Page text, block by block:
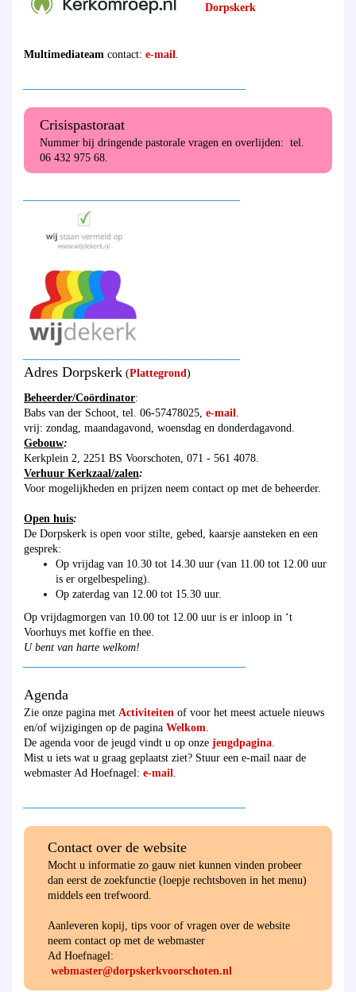
Dorpskerk
Multimediateam contact: e-mail
Crisispastoraat
Nummer bij dringende pastorale vragen en overlijden: tel.
06 432 975 68.
Adres Dorpskerk (Plattegrond )
Beheerder/Coördinator:
Babs van der Schoot, tel. 06-57478025, e-mail
vrij: zondag, maandagavond, woensdag en donderdagavond.
Gebouw:
Kerkplein 2, 2251 BS Voorschoten, 071 - 561 4078.
Verhuur Kerkzaal/zalen:
Voor mogelijkheden en prijzen neem contact op met de beheerder.
Open huis:
De Dorpskerk is open voor stilte, gebed, kaarsje aansteken en een
gesprek:
Op vrijdag van 10.30 tot 14.30 uur (van 11.00 tot 12.00 uur
is er orgelbespeling).
Op zaterdag van 12.00 tot 15.30 uur.
Op vrijdagmorgen van 10.00 tot 12.00 uur is er inloop in ‘t
Voorhuys met koffie en thee.
U bent van harte welkom!
Agenda
Zie onze pagina met Activiteiten of voor het meest actuele nieuws
en/of wijzigingen op de pagina Welkom
De agenda voor de jeugd vindt u op onze jeugdpagina
Mist u iets wat u graag geplaatst ziet? Stuur een e-mail naar de
webmaster Ad Hoefnagel: e-mail
Contact over de website
Mocht u informatie zo gauw niet kunnen vinden probeer
dan eerst de zoekfunctie (loepje rechtsboven in het menu)
middels een trefwoord.
Aanleveren kopij, tips voor of vragen over de website
neem contact op met de webmaster
Ad Hoefnagel:
webmaster@dorpskerkvoorschoten.nl